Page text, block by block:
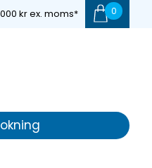
0
kr ex. moms*